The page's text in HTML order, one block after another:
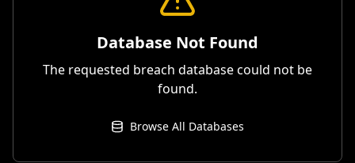
Database Not Found
The requested breach database could not be
found.
Browse All Databases